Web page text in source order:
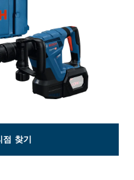
찾기